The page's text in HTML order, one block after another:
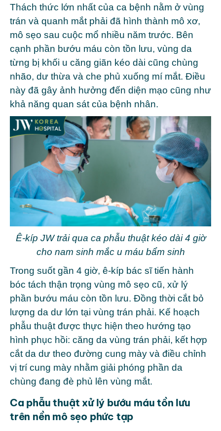
Thách thức lớn nhất của ca bệnh nằm ở vùng
trán và quanh mắt phải đã hình thành mô xơ,
mô sẹo sau cuộc mổ nhiều năm trước. Bên
cạnh phần bướu máu còn tồn lưu, vùng da
từng bị khối u căng giãn kéo dài cũng chùng
nhão, dư thừa và che phủ xuống mí mắt. Điều
này đã gây ảnh hưởng đến diện mạo cũng như
khả năng quan sát của bệnh nhân.
Ê-kíp JW trải qua ca phẫu thuật kéo dài 4 giờ
cho nam sinh mắc u máu bẩm sinh
Trong suốt gần 4 giờ, ê-kíp bác sĩ tiến hành
bóc tách thận trọng vùng mô sẹo cũ, xử lý
phần bướu máu còn tồn lưu. Đồng thời cắt bỏ
lượng da dư lớn tại vùng trán phải. Kế hoạch
phẫu thuật được thực hiện theo hướng tạo
hình phục hồi: căng da vùng trán phải, kết hợp
cắt da dư theo đường cung mày và điều chỉnh
vị trí cung mày nhằm giải phóng phần da
chùng đang đè phủ lên vùng mắt.
Ca phẫu thuật xử lý bướu máu tồn lưu
trên nền mô sẹo phức tạp